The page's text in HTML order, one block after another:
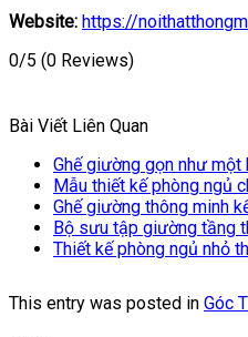
Website: https://
0/5 (0 Reviews)
Bài Viết Liên Quan
Ghế giường gọn như
Mẫu thiết kế phòng ngủ
Ghế giường thông minh
Bộ sưu tập giường tầng
Thiết kế phòng ngủ nhỏ
This entry was posted in Góc